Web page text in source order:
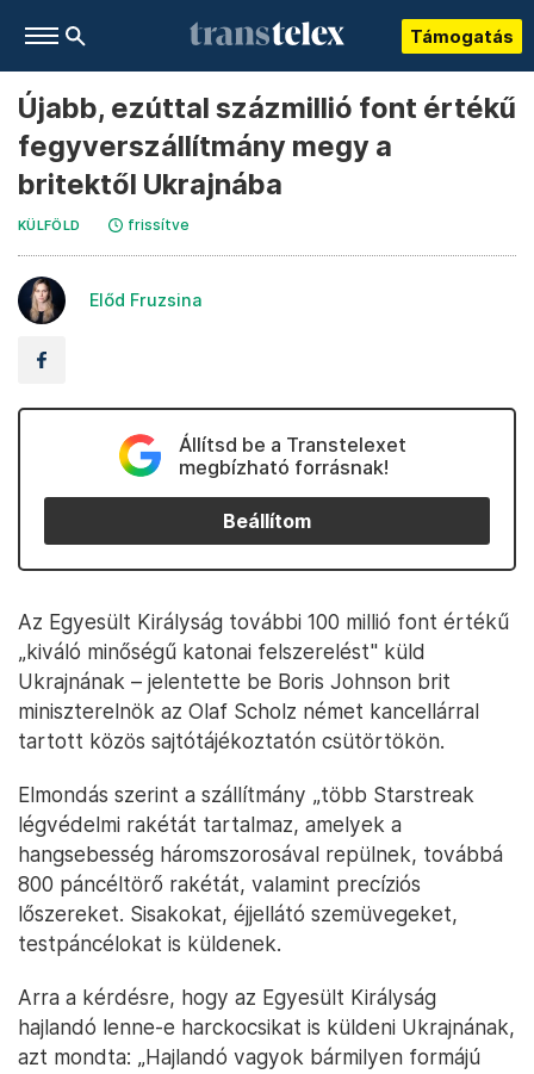
Támogatás
Újabb, ezúttal százmillió font értékű
fegyverszállítmány megy a
britektől Ukrajnába
KÜLFÖLD frissítve
Előd Fruzsina
Állítsd be a Transtelexet
megbízható forrásnak!
Beállítom
Az Egyesült Királyság további 100 millió font értékű
„kiváló minőségű katonai felszerelést" küld
Ukrajnának – jelentette be Boris Johnson brit
miniszterelnök az Olaf Scholz német kancellárral
tartott közös sajtótájékoztatón csütörtökön.
Elmondás szerint a szállítmány „több Starstreak
légvédelmi rakétát tartalmaz, amelyek a
hangsebesség háromszorosával repülnek, továbbá
800 páncéltörő rakétát, valamint precíziós
lőszereket. Sisakokat, éjjellátó szemüvegeket,
testpáncélokat is küldenek.
Arra a kérdésre, hogy az Egyesült Királyság
hajlandó lenne-e harckocsikat is küldeni Ukrajnának,
azt mondta: „Hajlandó vagyok bármilyen formájú